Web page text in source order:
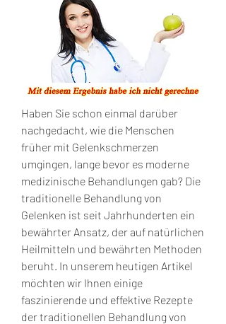
Haben Sie schon einmal darüber
nachgedacht, wie die Menschen
früher mit Gelenkschmerzen
umgingen, lange bevor es moderne
medizinische Behandlungen gab? Die
traditionelle Behandlung von
Gelenken ist seit Jahrhunderten ein
bewährter Ansatz, der auf natürlichen
Heilmitteln und bewährten Methoden
beruht. In unserem heutigen Artikel
möchten wir Ihnen einige
faszinierende und effektive Rezepte
der traditionellen Behandlung von